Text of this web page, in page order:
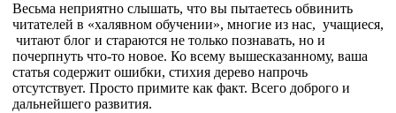
Весьма неприятно слышать, что вы пытаетесь обвинить
читателей в «халявном обучении», многие из нас, учащиеся,
читают блог и стараются не только познавать, но и
почерпнуть что-то новое. Ко всему вышесказанному, ваша
статья содержит ошибки, стихия дерево напрочь
отсутствует. Просто примите как факт. Всего доброго и
дальнейшего развития.